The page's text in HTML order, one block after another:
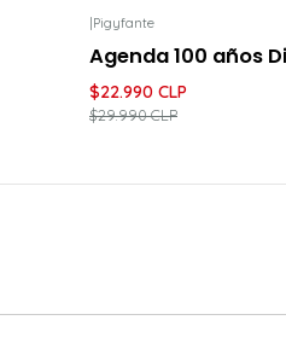
-23%DESCUENTO
Pigyfante
Agenda 100 años
$22.990 CLP
$29.990 CLP